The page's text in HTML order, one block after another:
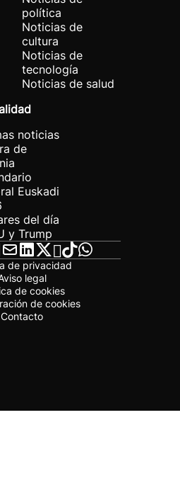
política
Noticias de
cultura
Noticias de
tecnología
Noticias de salud
noticias
de
Euskadi
del día
y Trump
de privacidad
legal
de cookies
de cookies
Contacto